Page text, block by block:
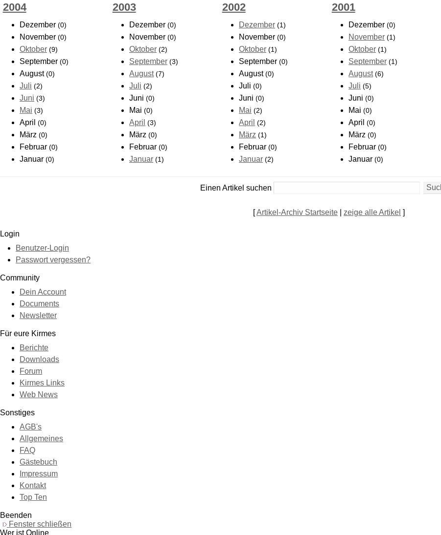
2004
Dezember (0)
November (0)
Oktober (9)
September (0)
August (0)
Juli (2)
Juni (3)
Mai (3)
April (0)
März (0)
Februar (0)
Januar (0)
2003
Dezember(0)
November(0)
Oktober (2)
September (3)
August (7)
Juli (2)
Juni(0)
Mai(0)
April (3)
März(0)
Februar(0)
Januar (1)
2002
Dezember (1)
November(0)
Oktober (1)
September(0)
August(0)
Juli(0)
Juni(0)
Mai (2)
April (2)
März (1)
Februar(0)
Januar (2)
2001
Dezember(0)
November (1)
Oktober (1)
September (1)
August (6)
Juli (5)
Juni(0)
Mai(0)
April(0)
März(0)
Februar(0)
Januar(0)
Einen Artikel suchen
[Artikel-Archiv Startseite zeige alle Artikel ]
Login
Benutzer-Login
Passwort vergessen?
Community
Dein Account
Documents
Newsletter
Für eure Kirmes
Berichte
Downloads
Forum
Kirmes Links
Web News
Sonstiges
AGB's
Allgemeines
FAQ
Gästebuch
Impressum
Kontakt
Top Ten
Beenden
Fenster schließen
Wer ist Online